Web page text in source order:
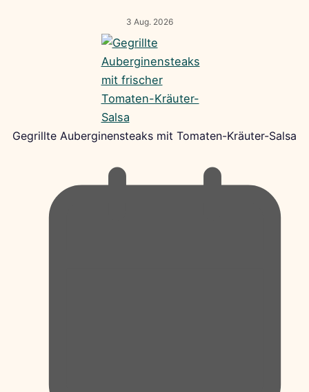
3 Aug. 2026
Gegrillte Auberginensteaks mit Tomaten-Kräuter-Salsa